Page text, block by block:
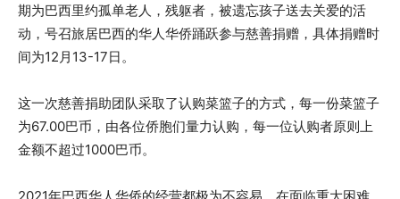
期为巴西里约孤单老人，残躯者，被遗忘孩子送去关爱的活
动，号召旅居巴西的华人华侨踊跃参与慈善捐赠，具体捐赠时
间为12月13-17日。
这一次慈善捐助团队采取了认购菜篮子的方式，每一份菜篮子
为67.00巴币，由各位侨胞们量力认购，每一位认购者原则上
金额不超过1000巴币。